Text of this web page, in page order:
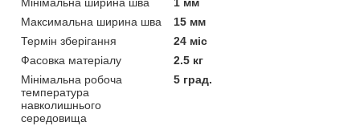
Мінімальна ширина шва
1 мм
Максимальна ширина шва
15 мм
Термін зберігання
24 міс
Фасовка матеріалу
2.5 кг
Мінімальна робоча
температура
навколишнього
середовища
5 град.